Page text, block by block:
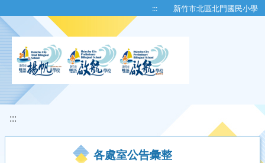
::: 新竹市北區北門國民小學
:::
各處室公告彙整